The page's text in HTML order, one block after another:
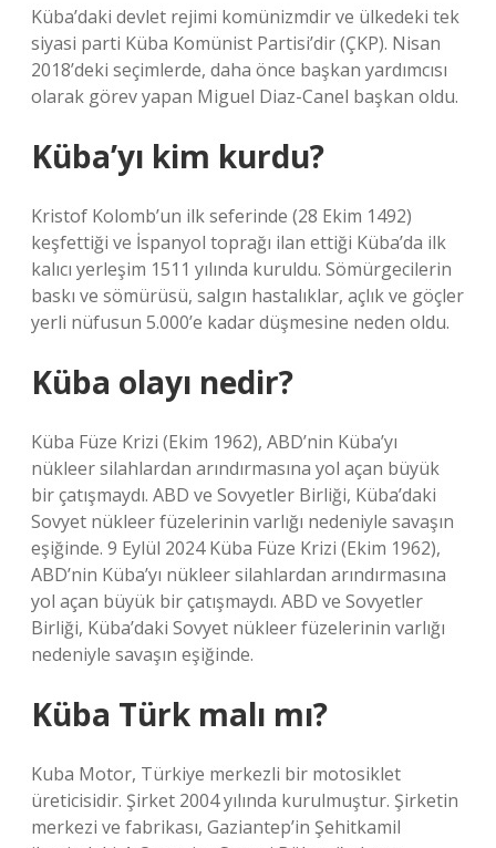
Küba’daki devlet rejimi komünizmdir ve ülkedeki tek
siyasi parti Küba Komünist Partisi’dir (ÇKP). Nisan
2018’deki seçimlerde, daha önce başkan yardımcısı
olarak görev yapan Miguel Diaz-Canel başkan oldu.
Küba’yı kim kurdu?
Kristof Kolomb’un ilk seferinde (28 Ekim 1492)
keşfettiği ve İspanyol toprağı ilan ettiği Küba’da ilk
kalıcı yerleşim 1511 yılında kuruldu. Sömürgecilerin
baskı ve sömürüsü, salgın hastalıklar, açlık ve göçler
yerli nüfusun 5.000’e kadar düşmesine neden oldu.
Küba olayı nedir?
Küba Füze Krizi (Ekim 1962), ABD’nin Küba’yı
nükleer silahlardan arındırmasına yol açan büyük
bir çatışmaydı. ABD ve Sovyetler Birliği, Küba’daki
Sovyet nükleer füzelerinin varlığı nedeniyle savaşın
eşiğinde. 9 Eylül 2024 Küba Füze Krizi (Ekim 1962),
ABD’nin Küba’yı nükleer silahlardan arındırmasına
yol açan büyük bir çatışmaydı. ABD ve Sovyetler
Birliği, Küba’daki Sovyet nükleer füzelerinin varlığı
nedeniyle savaşın eşiğinde.
Küba Türk malı mı?
Kuba Motor, Türkiye merkezli bir motosiklet
üreticisidir. Şirket 2004 yılında kurulmuştur. Şirketin
merkezi ve fabrikası, Gaziantep’in Şehitkamil